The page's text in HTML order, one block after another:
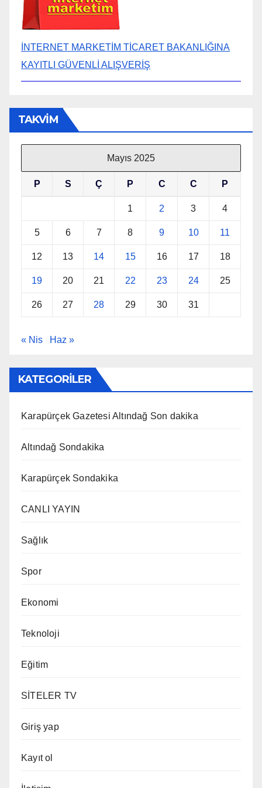
İNTERNET MARKETİM TİCARET BAKANLIĞINA
KAYITLI GÜVENLİ ALIŞVERİŞ
TAKVİM
Mayıs 2025
P S Ç P C C P
1 2 3 4
5 6 7 8 9 10 11
12 13 14 15 16 17 18
19 20 21 22 23 24 25
26 27 28 29 30 31
« Nis Haz »
KATEGORİLER
Karapürçek Gazetesi Altındağ Son dakika
Altındağ Sondakika
Karapürçek Sondakika
CANLI YAYIN
Sağlık
Spor
Ekonomi
Teknoloji
Eğitim
SİTELER TV
Giriş yap
Kayıt ol